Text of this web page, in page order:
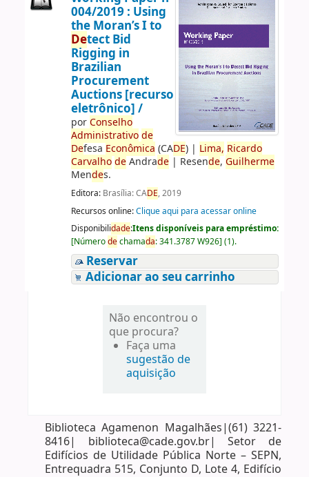
004/2019 : Using
the Moran’s I to
Detect Bid
Rigging in
Brazilian
Procurement
Auctions [recurso
eletrônico] /
porConselho
Administrativo de
Defesa Econômica (CADE)| Lima, Ricardo
Carvalho deAndrade| Resende, Guilherme
Mendes.
Editora: Brasília: CADE, 2019
Recursos online:Clique aqui para acessar online
Disponibilidade:Itens disponíveis para empréstimo:
[Númerodechamada:341.3787 W926] (1).
Reservar
Adicionar ao seu carrinho
Não encontrou o
que procura?
Faça uma
sugestão de
aquisição
Biblioteca Agamenon Magalhães|(61) 3221-
8416| biblioteca@cade.gov.br| Setor de
Edifícios de Utilidade Pública Norte – SEPN,
Entrequadra 515, Conjunto D, Lote 4, Edifício